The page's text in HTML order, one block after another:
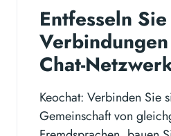
Entfesseln
Chat-
Keochat: Verbinden Sie
Gemeinschaft von